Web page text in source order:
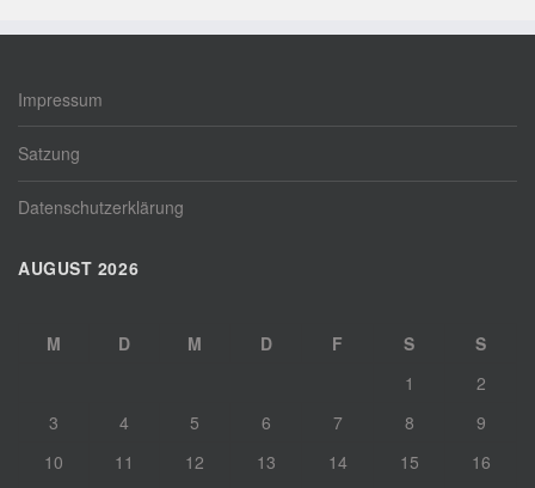
Impressum
Satzung
Datenschutzerklärung
AUGUST 2026
M D M D F S S
1
2
3
4 5 6 7 8
9
10
11 12 13 14 15
16